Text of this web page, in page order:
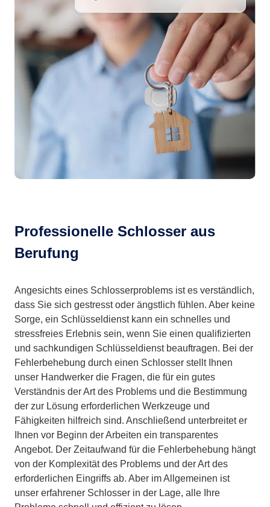
Professionelle Schlosser aus
Berufung
Angesichts eines Schlosserproblems ist es verständlich,
dass Sie sich gestresst oder ängstlich fühlen. Aber keine
Sorge, ein Schlüsseldienst kann ein schnelles und
stressfreies Erlebnis sein, wenn Sie einen qualifizierten
und sachkundigen Schlüsseldienst beauftragen. Bei der
Fehlerbehebung durch einen Schlosser stellt Ihnen
unser Handwerker die Fragen, die für ein gutes
Verständnis der Art des Problems und die Bestimmung
der zur Lösung erforderlichen Werkzeuge und
Fähigkeiten hilfreich sind. Anschließend unterbreitet er
Ihnen vor Beginn der Arbeiten ein transparentes
Angebot. Der Zeitaufwand für die Fehlerbehebung hängt
von der Komplexität des Problems und der Art des
erforderlichen Eingriffs ab. Aber im Allgemeinen ist
unser erfahrener Schlosser in der Lage, alle Ihre